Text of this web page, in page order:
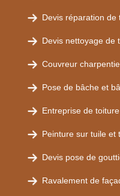
Devis réparation de
Devis nettoyage de
Couvreur
Pose de bâche et
Entreprise de
Peinture sur tuile et
Devis pose de
Ravalement de